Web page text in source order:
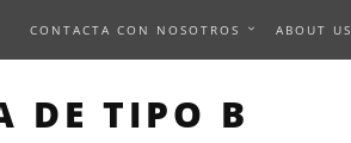
CONTACTA CON NOSOTROS ABOUT US
DE TIPO B